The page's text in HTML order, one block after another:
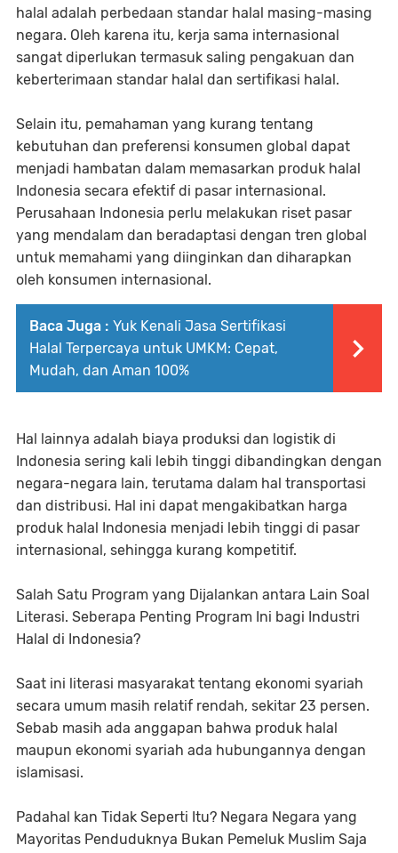
halal adalah perbedaan standar halal masing-masing
negara. Oleh karena itu, kerja sama internasional
sangat diperlukan termasuk saling pengakuan dan
keberterimaan standar halal dan sertifikasi halal.
Selain itu, pemahaman yang kurang tentang
kebutuhan dan preferensi konsumen global dapat
menjadi hambatan dalam memasarkan produk halal
Indonesia secara efektif di pasar internasional.
Perusahaan Indonesia perlu melakukan riset pasar
yang mendalam dan beradaptasi dengan tren global
untuk memahami yang diinginkan dan diharapkan
oleh konsumen internasional.
Baca Juga : Yuk Kenali Jasa Sertifikasi
Halal Terpercaya untuk UMKM: Cepat,
Mudah, dan Aman 100%
Hal lainnya adalah biaya produksi dan logistik di
Indonesia sering kali lebih tinggi dibandingkan dengan
negara-negara lain, terutama dalam hal transportasi
dan distribusi. Hal ini dapat mengakibatkan harga
produk halal Indonesia menjadi lebih tinggi di pasar
internasional, sehingga kurang kompetitif.
Salah Satu Program yang Dijalankan antara Lain Soal
Literasi. Seberapa Penting Program Ini bagi Industri
Halal di Indonesia?
Saat ini literasi masyarakat tentang ekonomi syariah
secara umum masih relatif rendah, sekitar 23 persen.
Sebab masih ada anggapan bahwa produk halal
maupun ekonomi syariah ada hubungannya dengan
islamisasi.
Padahal kan Tidak Seperti Itu? Negara Negara yang
Mayoritas Penduduknya Bukan Pemeluk Muslim Saja